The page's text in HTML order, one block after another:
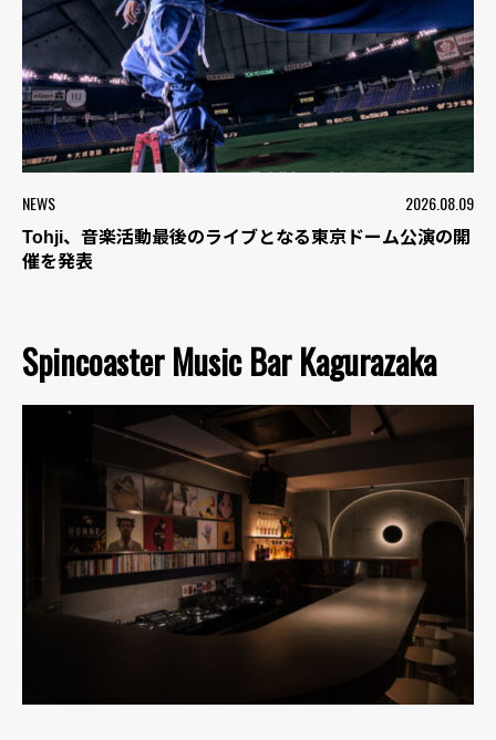
NEWS 2026.08.09
Tohji、音楽活動最後のライブとなる東京ドーム公演の開
催を発表
Spincoaster Music Bar Kagurazaka